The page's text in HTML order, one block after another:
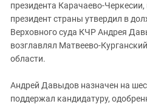
президента Карачаево-
президент страны утвердил в
Верховного суда КЧР Андрея
возглавлял Матвеево-
области.
Андрей Давыдов назначен на
поддержал кандидатуру,